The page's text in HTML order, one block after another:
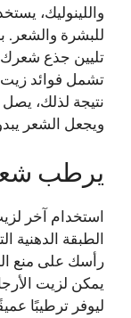
واللينوليك،
للبشرة والشعر.
تليين جذع شعرك
تشمل فوائد زيت
نتيجة لذلك،
ويجعل الشعر
يرطب
استخدام آخر
الطبقة الدهنية
رأسك على منع
يمكن لزيت
ليوفر ترطيبًا